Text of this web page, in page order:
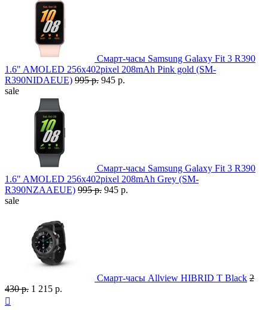
Смарт-часы Samsung Galaxy Fit 3 R390
1.6" AMOLED 256x402pixel 208mAh Pink gold (SM-
R390NIDAEUE) 995 р. 945 р.
sale
Смарт-часы Samsung Galaxy Fit 3 R390
1.6" AMOLED 256x402pixel 208mAh Grey (SM-
R390NZAAEUE) 995 р. 945 р.
sale
Смарт-часы Allview HIBRID T Black 2
430 р. 1 215 р.
